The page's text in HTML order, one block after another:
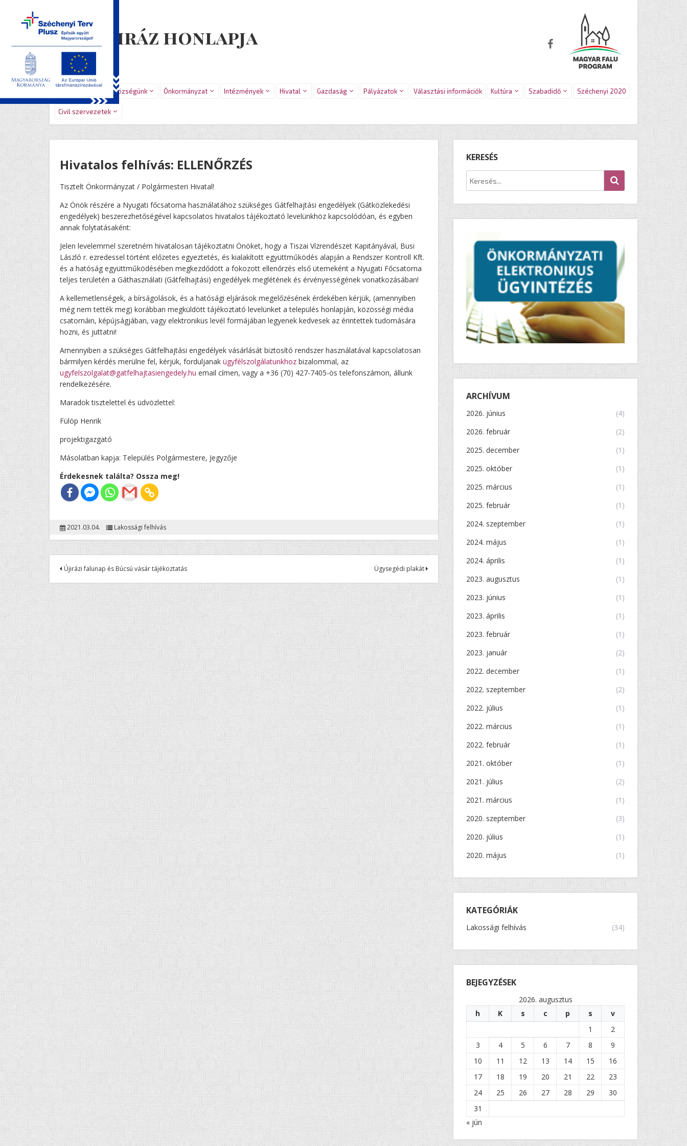
Újiráz honlapja
Községünk Önkormányzat Intézmények Hivatal Gazdaság Pályázatok Választási információk Kultúra Szabadidő Széchenyi 2020
Civil szervezetek
Hivatalos felhívás: ELLENŐRZÉS
Tisztelt Önkormányzat / Polgármesteri Hivatal!
Az Önök részére a Nyugati főcsatorna használatához szükséges Gátfelhajtási engedélyek (Gátközlekedési
engedélyek) beszerezhetőségével kapcsolatos hivatalos tájékoztató levelünkhöz kapcsolódóan, és egyben
annak folytatásaként:
Jelen levelemmel szeretném hivatalosan tájékoztatni Önöket, hogy a Tiszai Vízrendészet Kapitányával, Busi
László r. ezredessel történt előzetes egyeztetés, és kialakított együttműködés alapján a Rendszer Kontroll Kft.
és a hatóság együttműködésében megkezdődött a fokozott ellenőrzés első ütemeként a Nyugati Főcsatorna
teljes területén a Gáthasználati (Gátfelhajtási) engedélyek meglétének és érvényességének vonatkozásában!
A kellemetlenségek, a bírságolások, és a hatósági eljárások megelőzésének érdekében kérjük, (amennyiben
még nem tették meg) korábban megküldött tájékoztató levelünket a település honlapján, közösségi média
csatornáin, képújságjában, vagy elektronikus levél formájában legyenek kedvesek az érintettek tudomására
hozni, és juttatni!
Amennyiben a szükséges Gátfelhajtási engedélyek vásárlását biztosító rendszer használatával kapcsolatosan
bármilyen kérdés merülne fel, kérjük, forduljanak ügyfélszolgálatunkhoz bizalommal, az
ugyfelszolgalat@gatfelhajtasiengedely.hu email címen, vagy a +36 (70) 427-7405-ös telefonszámon, állunk
rendelkezésére.
Maradok tisztelettel és üdvözlettel:
Fülöp Henrik
projektigazgató
Másolatban kapja: Település Polgármestere, Jegyzője
Érdekesnek találta? Ossza meg!
2021.03.04. Lakossági felhívás
Újirázi falunap és Búcsú vásár tájékoztatás Ügysegédi plakát
KERESÉS
ARCHÍVUM
2026. június
(4)
2026. február
(2)
2025. december
(1)
2025. október
(1)
2025. március
(1)
2025. február
(1)
2024. szeptember
(1)
2024. május
(1)
2024. április
(1)
2023. augusztus
(1)
2023. június
(1)
2023. április
(1)
2023. február
(1)
2023. január
(2)
2022. december
(1)
2022. szeptember
(2)
2022. július
(1)
2022. március
(1)
2022. február
(1)
2021. október
(1)
2021. július
(2)
2021. március
(1)
2020. szeptember
(3)
2020. július
(1)
2020. május
(1)
KATEGÓRIÁK
Lakossági felhívás (34)
BEJEGYZÉSEK
2026. augusztus
h
K s c p s
v
1
2
3
4 5 6 7 8
9
10
11 12 13 14 15
16
17
18 19 20 21 22
23
24
25 26 27 28 29
30
31
« jún